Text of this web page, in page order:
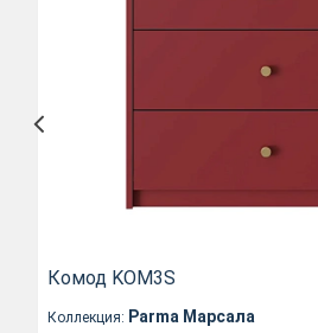
Комод KOM3S
Коллекция: Parma Марсала